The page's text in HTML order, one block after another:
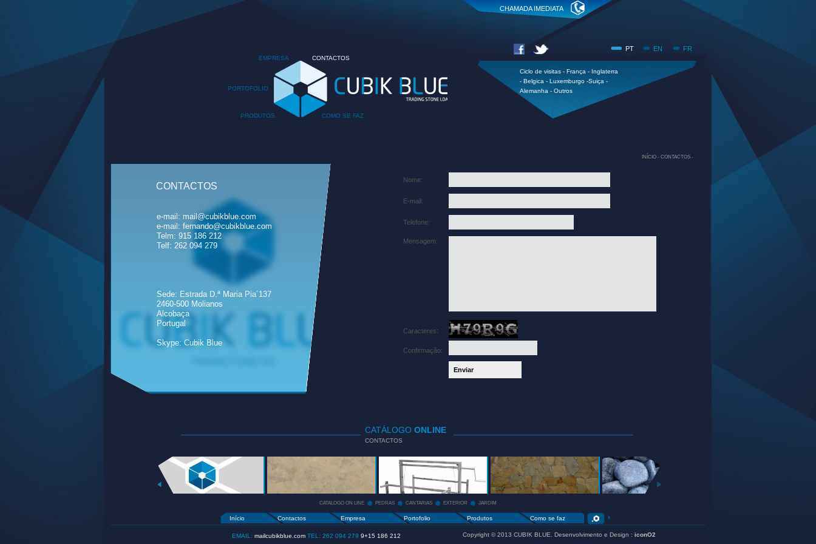
CHAMADA IMEDIATA
PT EN FR
CONTACTOS
EMPRESA
PORTOFOLIO
PRODUTOS COMO SE FAZ
Ciclo de visitas - França - Inglaterra
- Belgica - Luxemburgo -Suiça -
Alemanha - Outros
INÍCIO - CONTACTOS -
CONTACTOS
e-mail: mail@cubikblue.com
e-mail: fernando@cubikblue.com
Telm: 915 186 212
Telf: 262 094 279
Sede: Estrada D.ª Maria Pia´137
2460-500 Molianos
Alcobaça
Portugal
Skype: Cubik Blue
Nome:
E-mail:
Telefone:
Mensagem:
Caracteres:
Confirmação:
CATÁLOGO ONLINE
CONTACTOS
CATALOGO
ON LINE
PEDRAS
+
CANTARIAS
+
EXTERIOR
CATALOGO ON LINE PEDRAS CANTARIAS EXTERIOR JARDIM
Início Contactos Empresa Portofolio Produtos Como se faz
EMAIL: mailcubikblue.com TEL: 262 094 279 9+15 186 212 Copyright © 2013 CUBIK BLUE . Desenvolvimento e Design : iconO2